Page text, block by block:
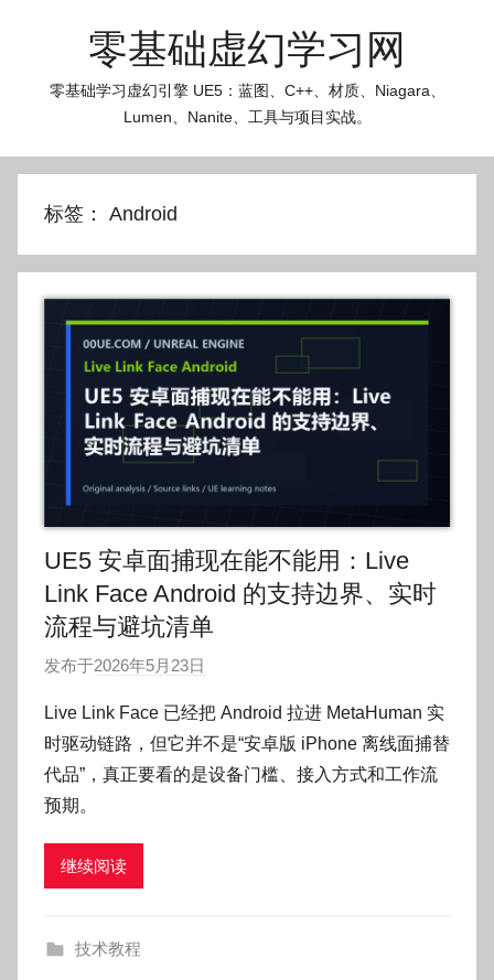
零基础虚幻学习网
零基础学习虚幻引擎 UE5：蓝图、C++、材质、Niagara、
Lumen、Nanite、工具与项目实战。
标签： Android
UE5 安卓面捕现在能不能用：Live
Link Face Android 的支持边界、实时
流程与避坑清单
发布于2026年5月23日
:
O
k
Live Link Face 已经把 Android 拉进 MetaHuman 实
时驱动链路，但它并不是“安卓版 iPhone 离线面捕替
代品”，真正要看的是设备门槛、接入方式和工作流
预期。
继续阅读
技术教程